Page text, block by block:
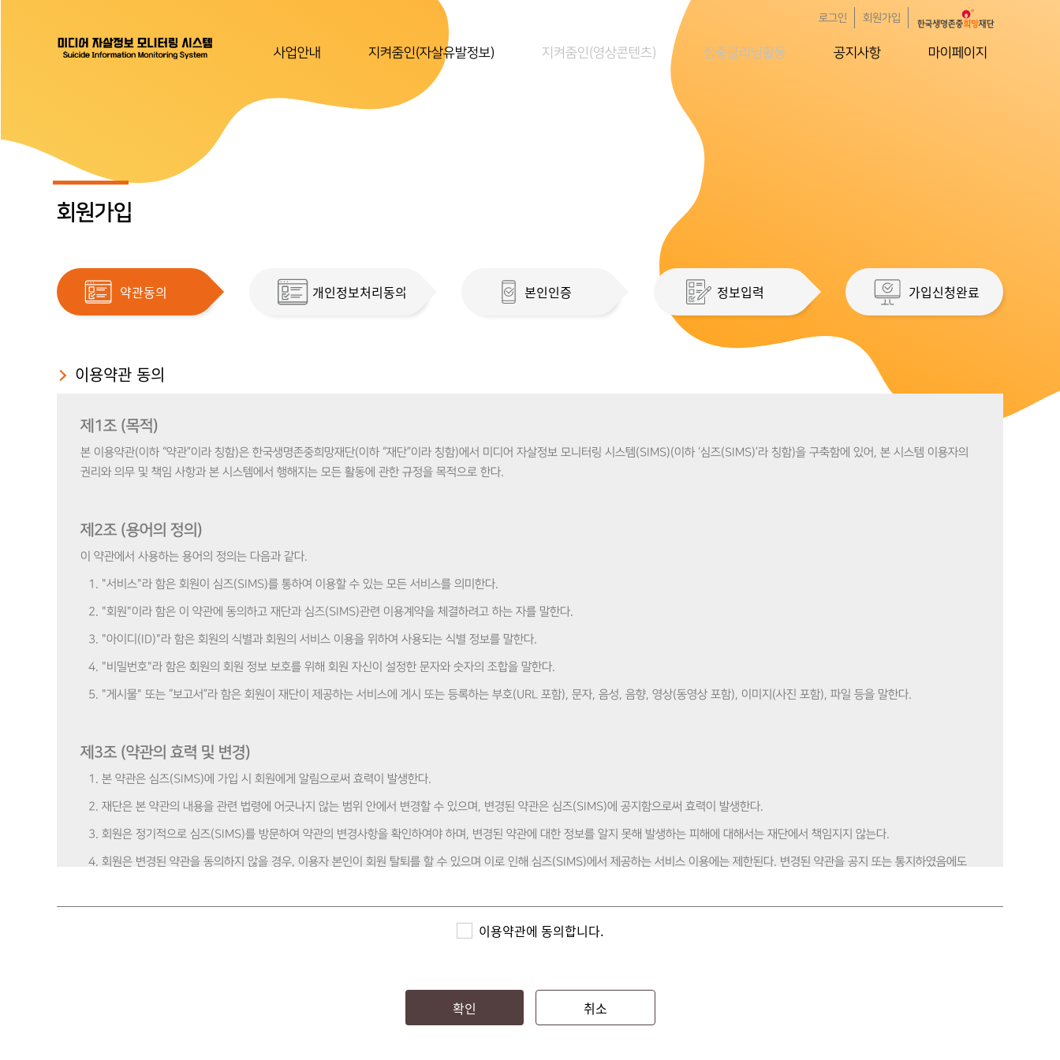
로그인 회원가입
사업안내 지켜줌인(자살유발정보) 지켜줌인(영상콘텐츠) 집중클리닝활동 공지사항 마이페이지
회원가입
약관동의 개인정보처리동의 본인인증 정보입력 가입신청완료
이용약관 동의
제1조 (목적)
본 이용약관(이하 “약관”이라 칭함)은 한국생명존중희망재단(이하 “재단”이라 칭함)에서 미디어 자살정보 모니터링 시스템(SIMS)(이하 ‘심즈(SIMS)’라 칭함)을 구축함에 있어, 본 시스템 이용자의
권리와 의무 및 책임 사항과 본 시스템에서 행해지는 모든 활동에 관한 규정을 목적으로 한다.
제2조 (용어의 정의)
이 약관에서 사용하는 용어의 정의는 다음과 같다.
1. "서비스"라 함은 회원이 심즈(SIMS)를 통하여 이용할 수 있는 모든 서비스를 의미한다.
2. "회원"이라 함은 이 약관에 동의하고 재단과 심즈(SIMS)관련 이용계약을 체결하려고 하는 자를 말한다.
3. "아이디(ID)"라 함은 회원의 식별과 회원의 서비스 이용을 위하여 사용되는 식별 정보를 말한다.
4. "비밀번호"라 함은 회원의 회원 정보 보호를 위해 회원 자신이 설정한 문자와 숫자의 조합을 말한다.
5. "게시물" 또는 “보고서”라 함은 회원이 재단이 제공하는 서비스에 게시 또는 등록하는 부호(URL 포함), 문자, 음성, 음향, 영상(동영상 포함), 이미지(사진 포함), 파일 등을 말한다.
제3조 (약관의 효력 및 변경)
1. 본 약관은 심즈(SIMS)에 가입 시 회원에게 알림으로써 효력이 발생한다.
2. 재단은 본 약관의 내용을 관련 법령에 어긋나지 않는 범위 안에서 변경할 수 있으며, 변경된 약관은 심즈(SIMS)에 공지함으로써 효력이 발생한다.
3. 회원은 정기적으로 심즈(SIMS)를 방문하여 약관의 변경사항을 확인하여야 하며, 변경된 약관에 대한 정보를 알지 못해 발생하는 피해에 대해서는 재단에서 책임지지 않는다.
4. 회원은 변경된 약관을 동의하지 않을 경우, 이용자 본인이 회원 탈퇴를 할 수 있으며 이로 인해 심즈(SIMS)에서 제공하는 서비스 이용에는 제한된다. 변경된 약관을 공지 또는 통지하였음에도
2. 심즈(SIMS) 교육 수강 페이지를 통해 교육 이수 및 교육 수강 관리를 진행할 수 있다.
이용약관에 동의합니다.
확인 취소